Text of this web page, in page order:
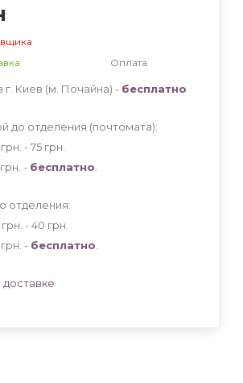
Оплата
Киев (м. Почайна) - бесплатно
до отделения (почтомата):
- 75 грн
- бесплатно
отделения:
- 40 грн
- бесплатно